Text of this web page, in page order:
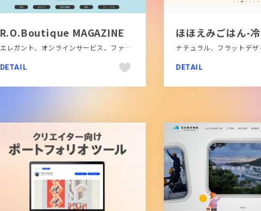
R.O.Boutique MAGAZINE
エレガント、オンラインサービス、ファッション・ビューティー、フラットデザイン、ブランド・サービスサイト、ブルー系、メディアサイト、商品紹介
DETAIL DETAIL